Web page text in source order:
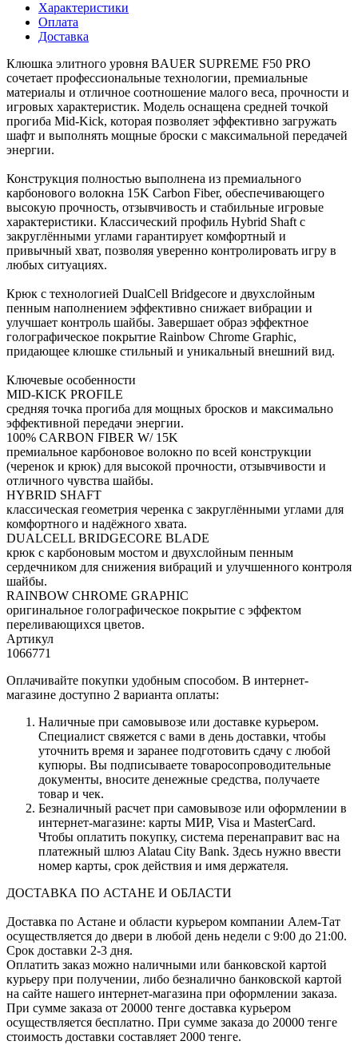
Характеристики
Оплата
Доставка
Клюшка элитного уровня BAUER SUPREME F50 PRO
сочетает профессиональные технологии, премиальные
материалы и отличное соотношение малого веса, прочности и
игровых характеристик. Модель оснащена средней точкой
прогиба Mid-Kick, которая позволяет эффективно загружать
шафт и выполнять мощные броски с максимальной передачей
энергии.
Конструкция полностью выполнена из премиального
карбонового волокна 15K Carbon Fiber, обеспечивающего
высокую прочность, отзывчивость и стабильные игровые
характеристики. Классический профиль Hybrid Shaft с
закруглёнными углами гарантирует комфортный и
привычный хват, позволяя уверенно контролировать игру в
любых ситуациях.
Крюк с технологией DualCell Bridgecore и двухслойным
пенным наполнением эффективно снижает вибрации и
улучшает контроль шайбы. Завершает образ эффектное
голографическое покрытие Rainbow Chrome Graphic,
придающее клюшке стильный и уникальный внешний вид.
Ключевые особенности
MID-KICK PROFILE
средняя точка прогиба для мощных бросков и максимально
эффективной передачи энергии.
100% CARBON FIBER W/ 15K
премиальное карбоновое волокно по всей конструкции
(черенок и крюк) для высокой прочности, отзывчивости и
отличного чувства шайбы.
HYBRID SHAFT
классическая геометрия черенка с закруглёнными углами для
комфортного и надёжного хвата.
DUALCELL BRIDGECORE BLADE
крюк с карбоновым мостом и двухслойным пенным
сердечником для снижения вибраций и улучшенного контроля
шайбы.
RAINBOW CHROME GRAPHIC
оригинальное голографическое покрытие с эффектом
переливающихся цветов.
Артикул
1066771
Оплачивайте покупки удобным способом. В интернет-
магазине доступно 2 варианта оплаты:
Наличные при самовывозе или доставке курьером.
Специалист свяжется с вами в день доставки, чтобы
уточнить время и заранее подготовить сдачу с любой
купюры. Вы подписываете товаросопроводительные
документы, вносите денежные средства, получаете
товар и чек.
Безналичный расчет при самовывозе или оформлении в
интернет-магазине: карты МИР, Visa и MasterCard.
Чтобы оплатить покупку, система перенаправит вас на
платежный шлюз Alatau City Bank. Здесь нужно ввести
номер карты, срок действия и имя держателя.
ДОСТАВКА ПО АСТАНЕ И ОБЛАСТИ
Доставка по Астане и области курьером компании Алем-Тат
осуществляется до двери в любой день недели с 9:00 до 21:00.
Срок доставки 2-3 дня.
Оплатить заказ можно наличными или банковской картой
курьеру при получении, либо безналично банковской картой
на сайте нашего интернет-магазина при оформлении заказа.
При сумме заказа от 20000 тенге доставка курьером
осуществляется бесплатно. При сумме заказа до 20000 тенге
стоимость доставки составляет 2000 тенге.